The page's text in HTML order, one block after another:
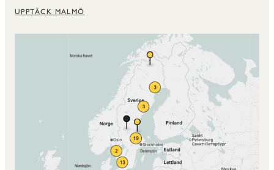
UPPTÄCK MALMÖ